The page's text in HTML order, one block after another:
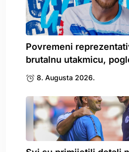
Povremeni
brutalnu utakmicu,
8. Augusta 2026.